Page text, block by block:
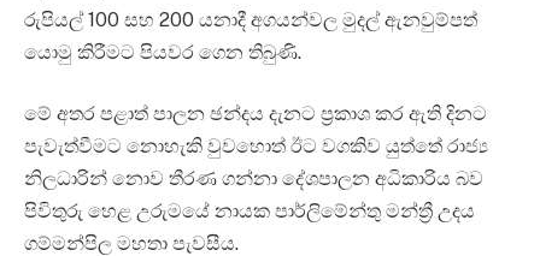
රුපියල් 100 සහ 200 යනාදී අගයන්වල මුදල් ඇනවුම්පත්
යොමු කිරීමට පියවර ගෙන තිබුණි.
මේ අතර පළාත් පාලන ඡන්දය දැනට ප්‍රකාශ කර ඇති දිනට
පැවැත්වීමට නොහැකි වුවහොත් ඊට වගකිව යුත්තේ රාජ්‍ය
නිලධාරින් නොව තීරණ ගන්නා දේශපාලන අධිකාරිය බව
පිවිතුරු හෙළ උරුමයේ නායක පාර්ලිමේන්තු මන්ත්‍රී උදය
ගම්මන්පිල මහතා පැවසීය.